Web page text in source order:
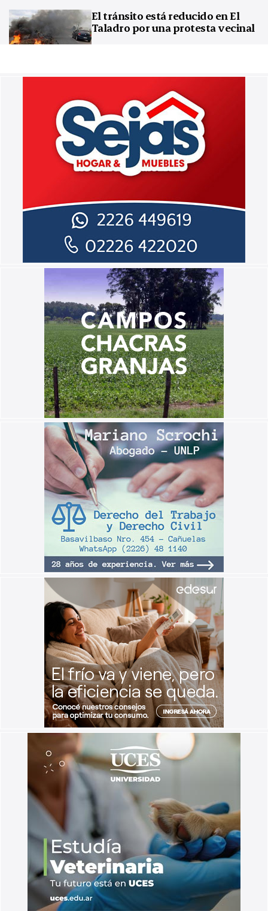
El tránsito está reducido en El
Taladro por una protesta vecinal